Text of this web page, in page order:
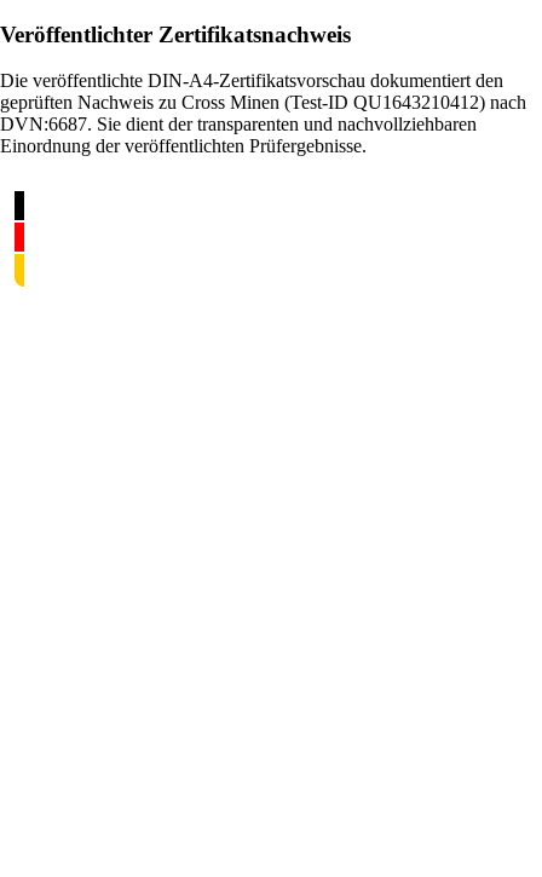
Veröffentlichter Zertifikatsnachweis
Die veröffentlichte DIN-A4-Zertifikatsvorschau dokumentiert den
geprüften Nachweis zu Cross Minen (Test-ID QU1643210412) nach
DVN:6687. Sie dient der transparenten und nachvollziehbaren
Einordnung der veröffentlichten Prüfergebnisse.